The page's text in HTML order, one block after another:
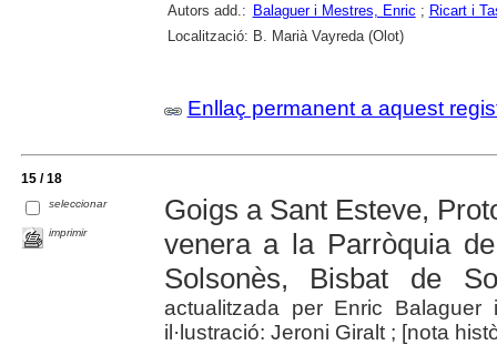
Autors add.: Balaguer i Mestres, Enric ; Ricart i
Localització: B. Marià Vayreda (Olot)
Enllaç permanent a aquest
15 / 18
seleccionar
imprimir
Goigs a Sant Esteve,
venera a la Parròquia
Solsonès, Bisbat de
actualitzada per Enric
il·lustració: Jeroni Giralt ; [nota